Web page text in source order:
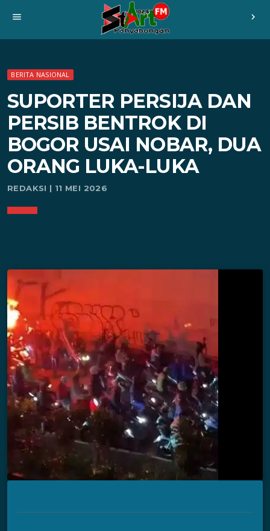
menu chevron_right
BERITA NASIONAL
SUPORTER PERSIJA DAN
PERSIB BENTROK DI
BOGOR USAI NOBAR, DUA
ORANG LUKA-LUKA
REDAKSI | 11 MEI 2026